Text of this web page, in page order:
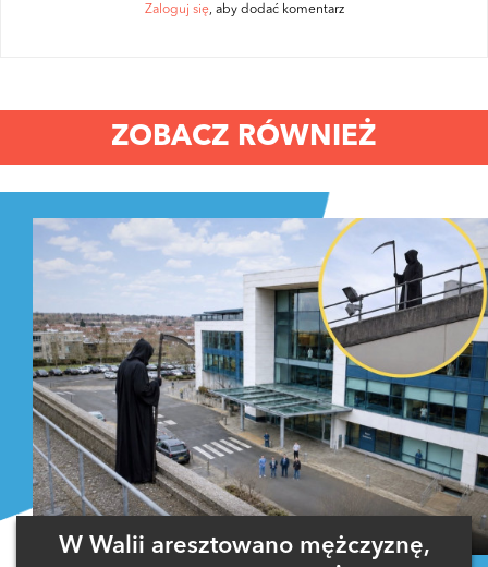
Zaloguj się, aby dodać komentarz
ZOBACZ RÓWNIEŻ
W Walii aresztowano mężczyznę,